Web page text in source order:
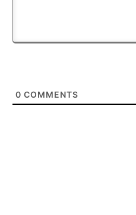
0 COMMENTS